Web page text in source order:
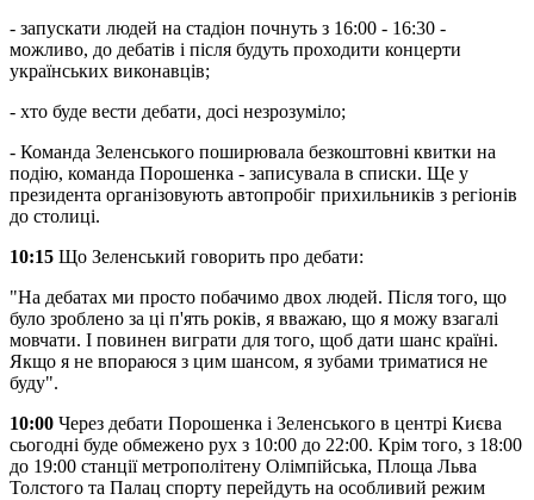
- запускати людей на стадіон почнуть з 16:00 - 16:30 -
можливо, до дебатів і після будуть проходити концерти
українських виконавців;
- хто буде вести дебати, досі незрозуміло;
- Команда Зеленського поширювала безкоштовні квитки на
подію, команда Порошенка - записувала в списки. Ще у
президента організовують автопробіг прихильників з регіонів
до столиці.
10:15 Що Зеленський говорить про дебати:
"На дебатах ми просто побачимо двох людей. Після того, що
було зроблено за ці п'ять років, я вважаю, що я можу взагалі
мовчати. ​​І повинен виграти для того, щоб дати шанс країні.
Якщо я не впораюся з цим шансом, я зубами триматися не
буду".
10:00 Через дебати Порошенка і Зеленського в центрі Києва
сьогодні буде обмежено рух з 10:00 до 22:00. Крім того, з 18:00
до 19:00 станції метрополітену Олімпійська, Площа Льва
Толстого та Палац спорту перейдуть на особливий режим